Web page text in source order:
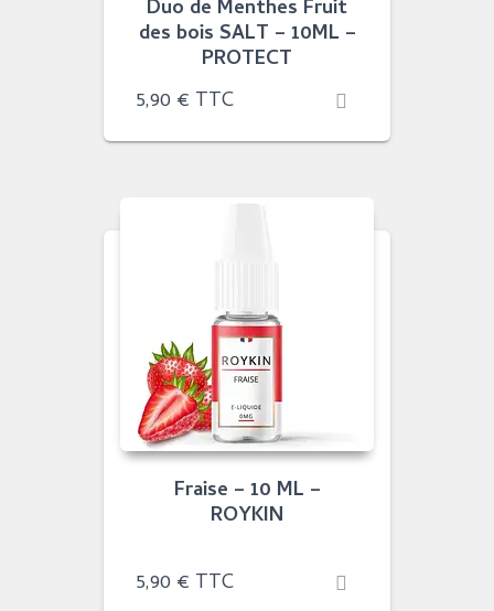
Duo de Menthes Fruit
des bois SALT – 10ML –
PROTECT
5,90 € TTC
Fraise – 10 ML –
ROYKIN
5,90 € TTC